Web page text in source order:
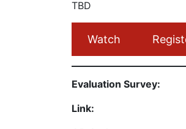
TBD
Watch
Evaluation Survey:
Link: